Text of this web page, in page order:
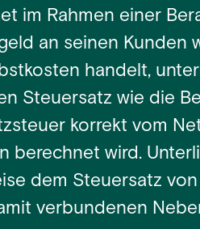
im Rahmen einer
an seinen Kunden
handelt,
Steuersatz wie die
korrekt vom
berechnet wird.
dem Steuersatz
verbundenen